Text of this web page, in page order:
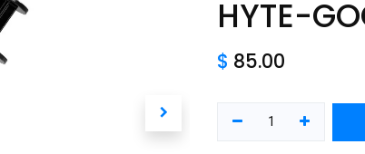
HYTE-
$ 85.00